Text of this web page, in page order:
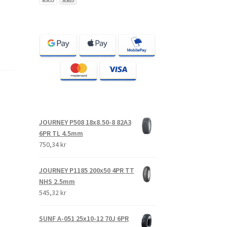
JOURNEY P508 18x8.50-8 82A3
6PR TL 4.5mm
750,34 kr
JOURNEY P1185 200x50 4PR TT
NHS 2.5mm
545,32 kr
SUNF A-051 25x10-12 70J 6PR